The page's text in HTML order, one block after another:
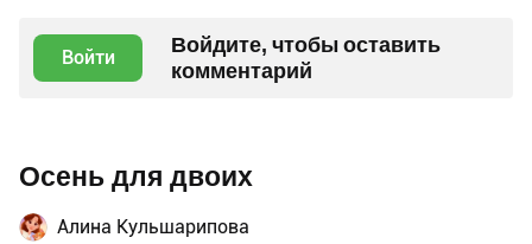
Войти
Войдите, чтобы оставить
комментарий
Осень для двоих
Алина Кульшарипова